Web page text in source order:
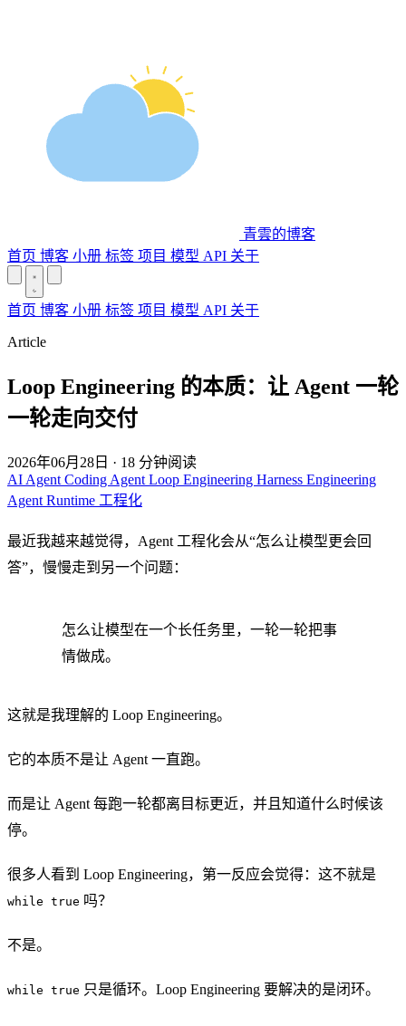
青雲的博客
首页 博客 小册 标签 项目 模型 API 关于
首页 博客 小册 标签 项目 模型 API 关于
Article
Loop Engineering 的本质：让 Agent 一轮
一轮走向交付
2026年06月28日 · 18 分钟阅读
AI Agent Coding Agent Loop Engineering Harness Engineering
Agent Runtime 工程化
最近我越来越觉得，Agent 工程化会从“怎么让模型更会回
答”，慢慢走到另一个问题：
怎么让模型在一个长任务里，一轮一轮把事
情做成。
这就是我理解的 Loop Engineering。
它的本质不是让 Agent 一直跑。
而是让 Agent 每跑一轮都离目标更近，并且知道什么时候该
停。
很多人看到 Loop Engineering，第一反应会觉得：这不就是
while true 吗？
不是。
while true 只是循环。Loop Engineering 要解决的是闭环。